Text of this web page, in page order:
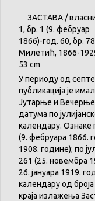
ЗАСТАВА /
1, бр. 1 (9. фебруар
1866)-год. 60, бр.
Милетић, 1866-
53 cm
Упериодуод
публикација је
Јутарње и Вечерње
датума по
календару. Ознаке
(9. фебруара 1866.
1908. године); по
261 (25. новембра
26. јануара 1919.
календаруод
краја излажења